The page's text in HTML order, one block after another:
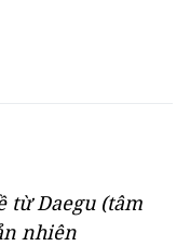
từ Daegu (tâm
nhiên